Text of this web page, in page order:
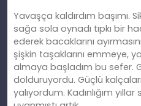
Yavaşça kaldırdım başımı.
sağa sola oynadı tıpkı bir
ederek bacaklarını
şişkin taşaklarını emmeye,
almaya başladım bu sefer.
dolduruyordu. Güçlü
yalıyordum. Kadınlığım